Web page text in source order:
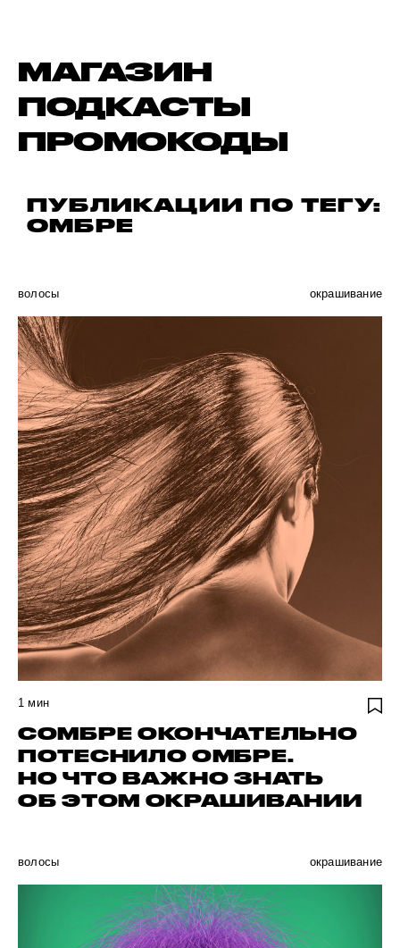
МАГАЗИН
ПОДКАСТЫ
ПРОМОКОДЫ
ПУБЛИКАЦИИ ПО ТЕГУ:
ОМБРЕ
волосы окрашивание
1 мин
СОМБРЕ ОКОНЧАТЕЛЬНО
ПОТЕСНИЛО ОМБРЕ.
НО ЧТО ВАЖНО ЗНАТЬ
ОБ ЭТОМ ОКРАШИВАНИИ
волосы окрашивание